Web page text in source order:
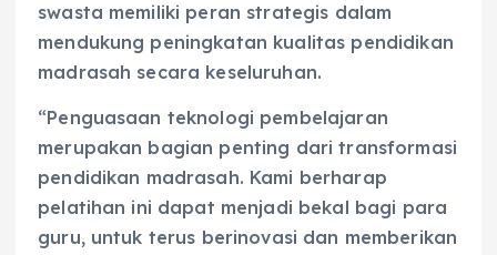
swasta memiliki peran strategis dalam
mendukung peningkatan kualitas pendidikan
madrasah secara keseluruhan.
“Penguasaan teknologi pembelajaran
merupakan bagian penting dari transformasi
pendidikan madrasah. Kami berharap
pelatihan ini dapat menjadi bekal bagi para
guru, untuk terus berinovasi dan memberikan